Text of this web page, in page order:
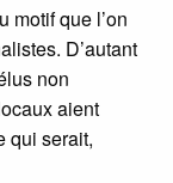
motif que l’on
D’autant
non
aient
qui serait,